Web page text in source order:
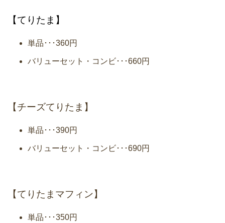
【てりたま】
単品･･･360円
バリューセット・コンビ･･･660円
【チーズてりたま】
単品･･･390円
バリューセット・コンビ･･･690円
【てりたまマフィン】
単品･･･350円